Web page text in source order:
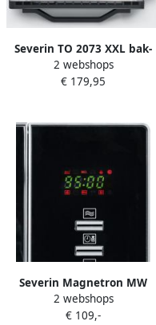
Severin TO 2073 XXL bak-
en toastoven 60 liter 2200
Watt
2 webshops
€ 179,95
Severin Magnetron MW
7773 met grill- en
heteluchtfunctie 3-in-1 10
2 webshops
€ 109,-